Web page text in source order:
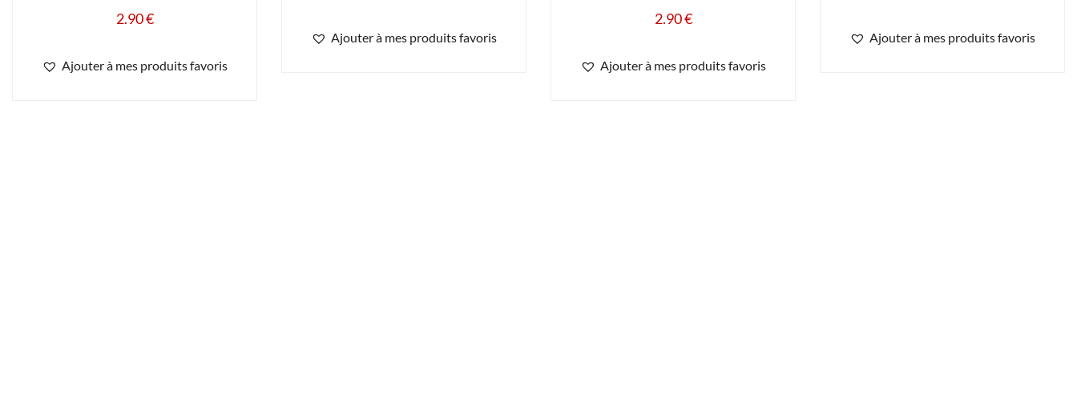
2.90€
Ajouter à mes produits favoris
Ajouter à mes produits favoris
2.90€
Ajouter à mes produits favoris
Ajouter à mes produits favoris